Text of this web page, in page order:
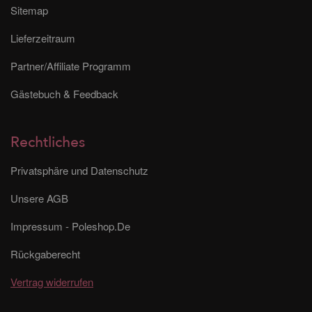
Sitemap
Lieferzeitraum
Partner/Affiliate Programm
Gästebuch & Feedback
Rechtliches
Privatsphäre und Datenschutz
Unsere AGB
Impressum - Poleshop.De
Rückgaberecht
Vertrag widerrufen